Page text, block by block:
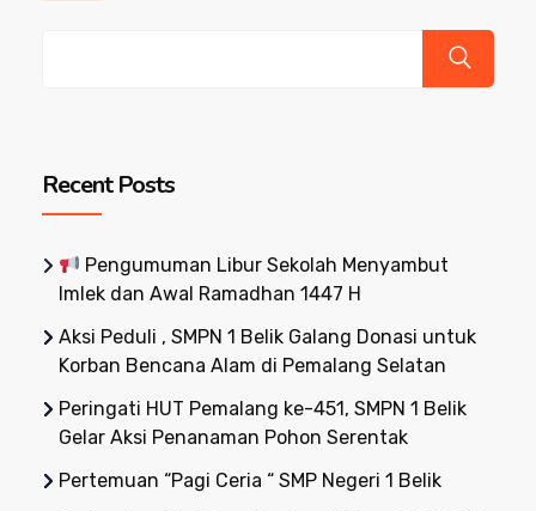
Recent Posts
Pengumuman Libur Sekolah Menyambut
Imlek dan Awal Ramadhan 1447 H
Aksi Peduli , SMPN 1 Belik Galang Donasi untuk
Korban Bencana Alam di Pemalang Selatan
Peringati HUT Pemalang ke-451, SMPN 1 Belik
Gelar Aksi Penanaman Pohon Serentak
Pertemuan “Pagi Ceria “ SMP Negeri 1 Belik